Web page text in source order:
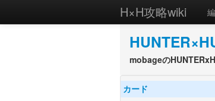
H×H攻略wiki
mobageの
カード